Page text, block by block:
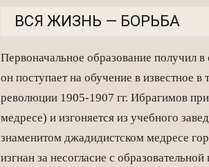
ВСЯ ЖИЗНЬ — БОРЬБА
Первоначальное образование получил
он поступает на обучение в известное
революции 1905-1907 гг. Ибрагимов
медресе) и изгоняется из учебного
знаменитом джадидистском медресе
изгнан за несогласие с